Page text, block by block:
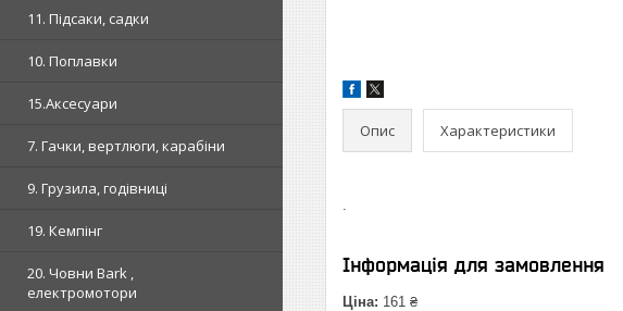
11. Підсаки, садки
10. Поплавки
15.Аксесуари
7. Гачки, вертлюги, карабіни
9. Грузила, годівниці
19. Кемпінг
20. Човни Bark ,
електромотори
Опис Характеристики
.
Інформація для замовлення
Ціна: 161 ₴